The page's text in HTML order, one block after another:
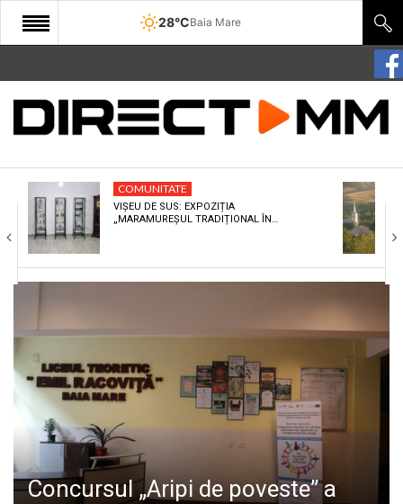
28°CBaia Mare
START
COMUNITATE
CULTURA
ECONOMIE
SANATATE
SPECIAL
POLITIC
LIFE
COMUNITATE
VIȘEU DE SUS: EXPOZIȚIA
„MARAMUREȘUL TRADIȚIONAL ÎN…
Concursul „Aripi de poveste” a